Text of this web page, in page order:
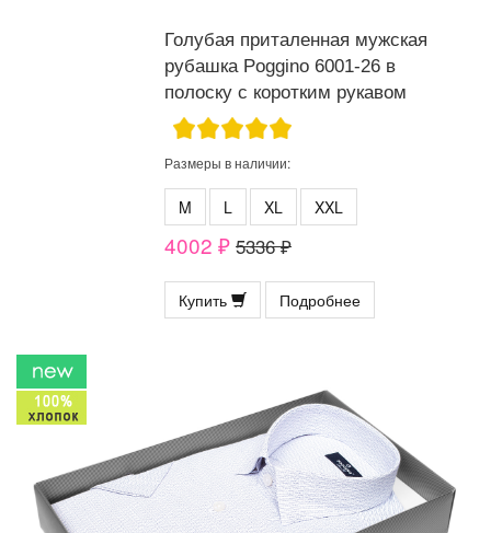
Голубая приталенная мужская
рубашка Poggino 6001-26 в
полоску с коротким рукавом
Размеры в наличии:
M L XL XXL
4002 ₽ 5336 ₽
Купить Подробнее